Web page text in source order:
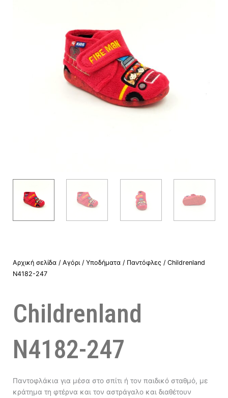
Αρχική σελίδα / Αγόρι / Υποδήματα / Παντόφλες / Childrenland
N4182-247
Childrenland
N4182-247
Παντοφλάκια για μέσα στο σπίτι ή τον παιδικό σταθμό, με
κράτημα τη φτέρνα και τον αστράγαλο και διαθέτουν